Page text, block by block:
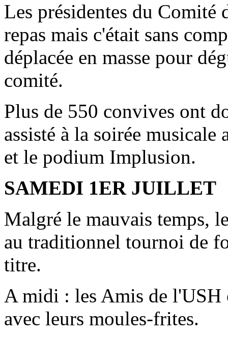
Les présidentes du Comité
repas mais c'était sans
déplacée en masse pour
comité.
Plus de 550 convives ont
assisté à la soirée musicale
et le podium Implusion.
SAMEDI 1ER JUILLET
Malgré le mauvais temps,
au traditionnel tournoi de
titre.
A midi : les Amis de l'USH
avec leurs moules-frites.